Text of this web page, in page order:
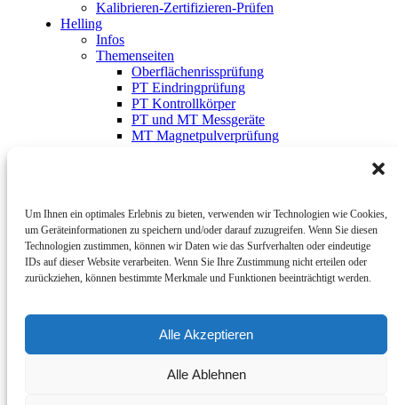
Um Ihnen ein optimales Erlebnis zu bieten, verwenden wir Technologien wie Cookies,
um Geräteinformationen zu speichern und/oder darauf zuzugreifen. Wenn Sie diesen
Technologien zustimmen, können wir Daten wie das Surfverhalten oder eindeutige
IDs auf dieser Website verarbeiten. Wenn Sie Ihre Zustimmung nicht erteilen oder
zurückziehen, können bestimmte Merkmale und Funktionen beeinträchtigt werden.
Alle Akzeptieren
Alle Ablehnen
Kalibrieren-Zertifizieren-Prüfen
Helling
Infos
Themenseiten
Oberflächen­rissprüfung
PT Eindringprüfung
PT Kontrollkörper
PT und MT Messgeräte
MT Magnetpulverprüfung
3D Entspiegelungsspray
LT Dichtheitsprüfung
UT Koppelmittel
UT Kalibrierkörper
ZfP – Schulung und Zertifizierung
Downloads